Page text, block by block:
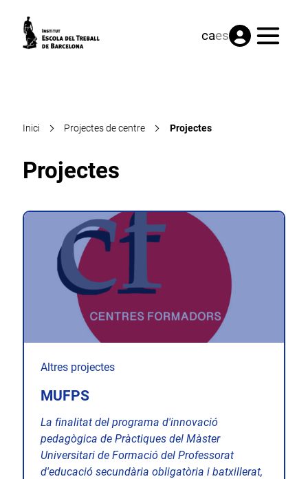
caes Menú
Inici Projectes de centre Projectes
Projectes
Altres projectes
MUFPS
La finalitat del programa d'innovació
pedagògica de Pràctiques del Màster
Universitari de Formació del Professorat
d'educació secundària obligatòria i batxillerat,